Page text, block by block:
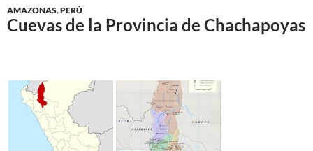
AMAZONAS,PERÚ
Cuevas de la Provincia de Chachapoyas